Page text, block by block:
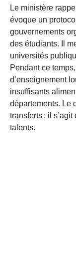
Le ministère
évoque un
gouvernements
des étudiants. Il
universités
Pendant ce
d’enseignement
insuffisants
départements. Le
transferts : il
talents.